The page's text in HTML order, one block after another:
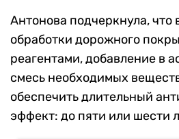
Антонова подчеркнула, что
обработки дорожного
реагентами, добавление в
смесь необходимых
обеспечить длительный
эффект: до пяти или шести